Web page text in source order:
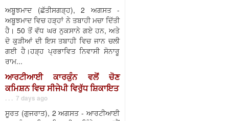
ਅਬੂਝਮਾਦ (ਛੱਤੀਸਗੜ੍ਹ), 2 ਅਗਸਤ -
ਅਬੂਝਮਾਦ ਵਿਚ ਹੜ੍ਹਾਂ ਨੇ ਤਬਾਹੀ ਮਚਾ ਦਿੱਤੀ
ਹੈ। 50 ਤੋਂ ਵੱਧ ਘਰ ਨੁਕਸਾਨੇ ਗਏ ਹਨ, ਅਤੇ
ਦੋ ਕੁੜੀਆਂ ਦੀ ਇਸ ਤਬਾਹੀ ਵਿਚ ਜਾਨ ਚਲੀ
ਗਈ ਹੈ।ਹੜ੍ਹ ਪ੍ਰਭਾਵਿਤ ਨਿਵਾਸੀ ਸੋਨਾਰੂ
ਰਾਮ...
ਆਰਟੀਆਈ ਕਾਰਕੁੰਨ ਵਲੋਂ ਚੋਣ
ਕਮਿਸ਼ਨ ਵਿਚ ਸੀਜੇਪੀ ਵਿਰੁੱਧ ਸ਼ਿਕਾਇਤ
. . . 7 days ago
ਸੂਰਤ (ਗੁਜਰਾਤ), 2 ਅਗਸਤ - ਆਰਟੀਆਈ